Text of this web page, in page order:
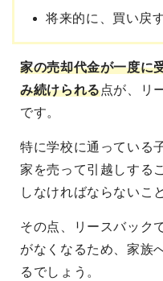
将来的に、買い戻
家の売却代金が一度に
み続けられる点が、リ
です。
特に学校に通っている
家を売って引越しする
しなければならないこ
その点、リースバック
がなくなるため、家族
るでしょう。